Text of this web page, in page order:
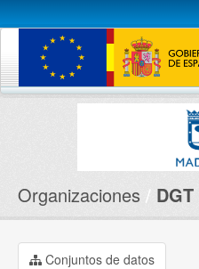
Conjuntos de datos
Organizaciones DGT
Conjuntos de datos